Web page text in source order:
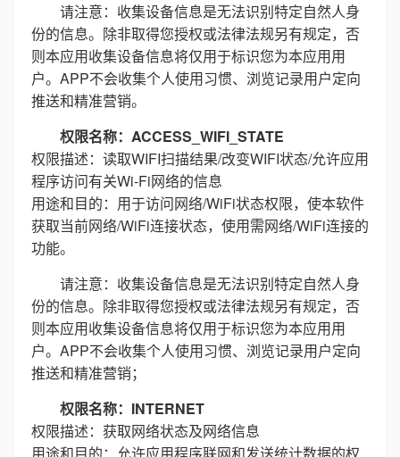
请注意：收集设备信息是无法识别特定自然人身
份的信息。除非取得您授权或法律法规另有规定，否
则本应用收集设备信息将仅用于标识您为本应用用
户。APP不会收集个人使用习惯、浏览记录用户定向
推送和精准营销。
权限名称：ACCESS_WIFI_STATE
权限描述：读取WIFI扫描结果/改变WIFI状态/允许应用
程序访问有关Wi-Fi网络的信息
用途和目的：用于访问网络/WiFi状态权限，使本软件
获取当前网络/WiFi连接状态，使用需网络/WiFi连接的
功能。
请注意：收集设备信息是无法识别特定自然人身
份的信息。除非取得您授权或法律法规另有规定，否
则本应用收集设备信息将仅用于标识您为本应用用
户。APP不会收集个人使用习惯、浏览记录用户定向
推送和精准营销；
权限名称：INTERNET
权限描述：获取网络状态及网络信息